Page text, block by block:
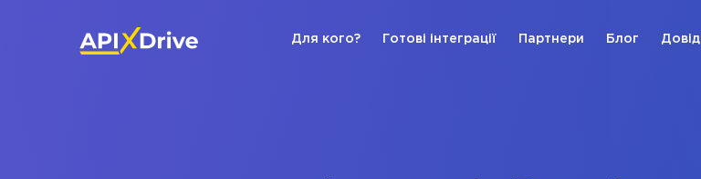
Для кого? Готові інтеграції Партнери Блог